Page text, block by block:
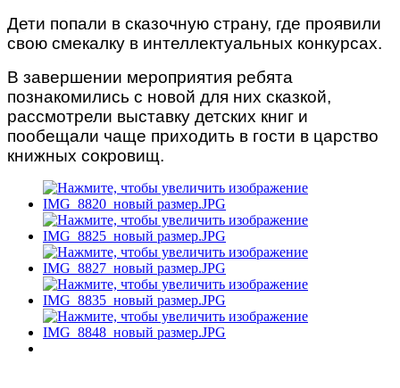
Дети попали в сказочную страну, где проявили
свою смекалку в интеллектуальных конкурсах.
В завершении мероприятия ребята
познакомились с новой для них сказкой,
рассмотрели выставку детских книг и
пообещали чаще приходить в гости в царство
книжных сокровищ.